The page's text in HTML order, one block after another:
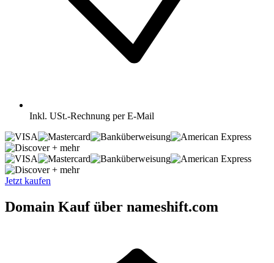
Inkl. USt.-Rechnung per E-Mail
+ mehr
+ mehr
Jetzt kaufen
Domain Kauf über nameshift.com